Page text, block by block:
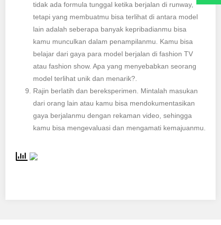
tidak ada formula tunggal ketika berjalan di runway,
tetapi yang membuatmu bisa terlihat di antara model
lain adalah seberapa banyak kepribadianmu bisa
kamu munculkan dalam penampilanmu. Kamu bisa
belajar dari gaya para model berjalan di fashion TV
atau fashion show. Apa yang menyebabkan seorang
model terlihat unik dan menarik?.
Rajin berlatih dan bereksperimen. Mintalah masukan
dari orang lain atau kamu bisa mendokumentasikan
gaya berjalanmu dengan rekaman video, sehingga
kamu bisa mengevaluasi dan mengamati kemajuanmu.